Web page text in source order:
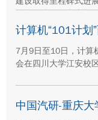
团有限公司、湖南顺
询有限公司等参建单
计算机“101计划
7月9日至10日，计算
会在四川大学江安校